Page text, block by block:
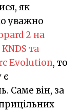
як
уважно
2 на
та
Evolution, то
є
Саме він, за